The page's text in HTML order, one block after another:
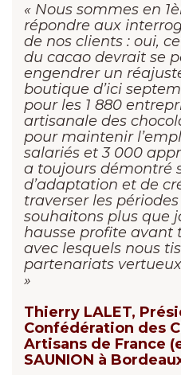
« Nous sommes en
répondre aux
de nos clients : oui,
du cacao devrait se
engendrer un
boutique d’ici
pour les 1 880
artisanale des
pour maintenir
salariés et 3 000
a toujours démontré
d’adaptation et de
traverser les
souhaitons plus que
hausse profite avant
avec lesquels nous
partenariats
»
Thierry LALET,
Confédération des
Artisans de France
SAUNION à